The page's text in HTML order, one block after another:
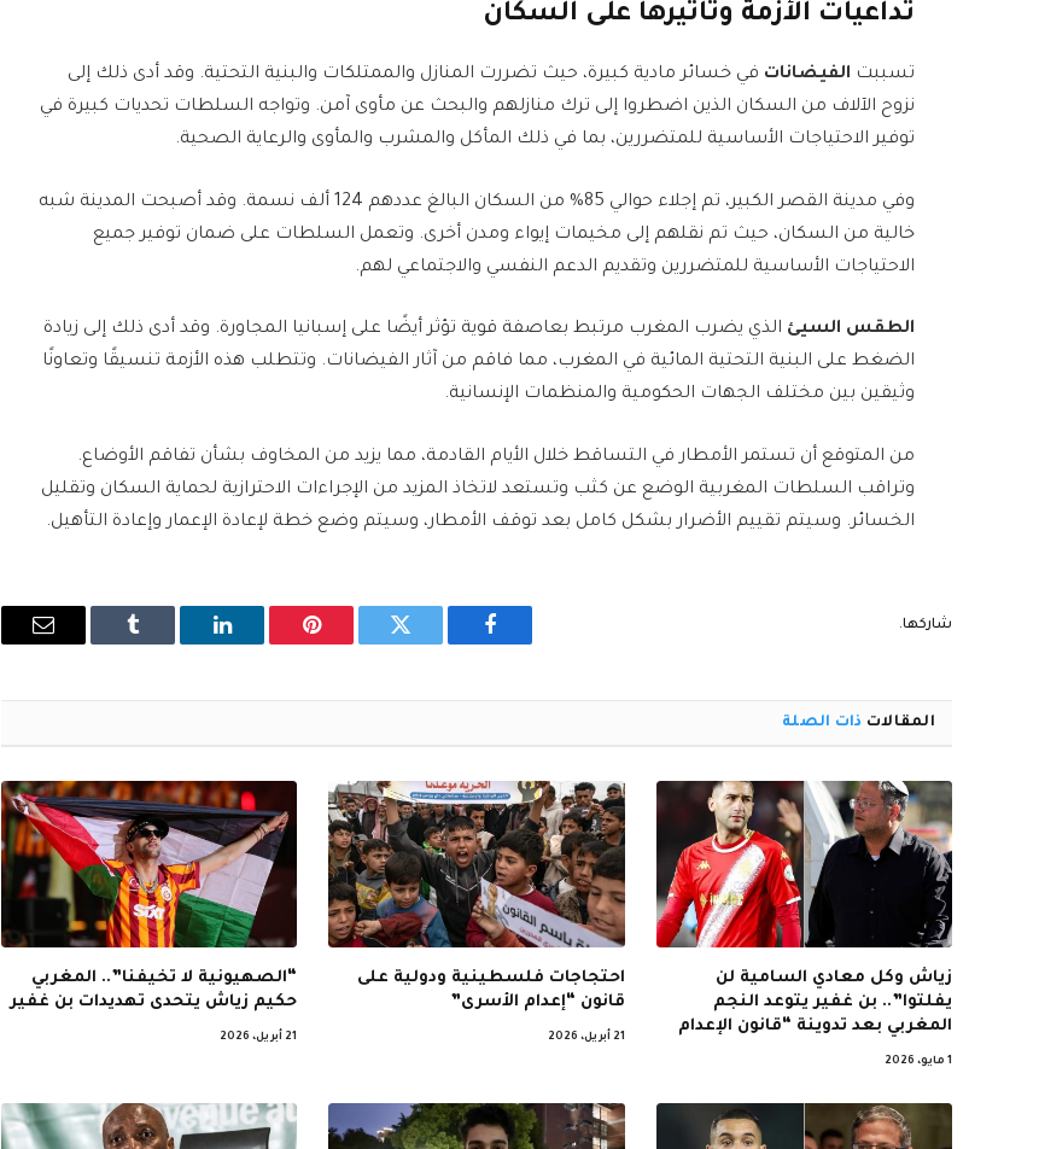
تداعيات الأزمة وتأثيرها على السكان
تسببت الفيضانات في خسائر مادية كبيرة، حيث تضررت المنازل والممتلكات والبنية التحتية. وقد أدى ذلك إلى
نزوح الآلاف من السكان الذين اضطروا إلى ترك منازلهم والبحث عن مأوى آمن. وتواجه السلطات تحديات كبيرة في
توفير الاحتياجات الأساسية للمتضررين، بما في ذلك المأكل والمشرب والمأوى والرعاية الصحية.
وفي مدينة القصر الكبير، تم إجلاء حوالي 85% من السكان البالغ عددهم 124 ألف نسمة. وقد أصبحت المدينة شبه
خالية من السكان، حيث تم نقلهم إلى مخيمات إيواء ومدن أخرى. وتعمل السلطات على ضمان توفير جميع
الاحتياجات الأساسية للمتضررين وتقديم الدعم النفسي والاجتماعي لهم.
الطقس السيئ الذي يضرب المغرب مرتبط بعاصفة قوية تؤثر أيضًا على إسبانيا المجاورة. وقد أدى ذلك إلى زيادة
الضغط على البنية التحتية المائية في المغرب، مما فاقم من آثار الفيضانات. وتتطلب هذه الأزمة تنسيقًا وتعاونًا
وثيقين بين مختلف الجهات الحكومية والمنظمات الإنسانية.
من المتوقع أن تستمر الأمطار في التساقط خلال الأيام القادمة، مما يزيد من المخاوف بشأن تفاقم الأوضاع.
وتراقب السلطات المغربية الوضع عن كثب وتستعد لاتخاذ المزيد من الإجراءات الاحترازية لحماية السكان وتقليل
الخسائر. وسيتم تقييم الأضرار بشكل كامل بعد توقف الأمطار، وسيتم وضع خطة لإعادة الإعمار وإعادة التأهيل.
شاركها.
فيسبوك تويتر بينتيريستلينكدإن Tumblr
البريد
المقالات ذات الصلة
زياش وكل معادي السامية لن
يفلتوا”.. بن غفير يتوعد النجم
المغربي بعد تدوينة “قانون الإعدام
1 مايو، 2026
احتجاجات فلسطينية ودولية على
قانون “إعدام الأسرى”
21 أبريل، 2026
“الصهيونية لا تخيفنا”.. المغربي
حكيم زياش يتحدى تهديدات بن غفير
21 أبريل، 2026